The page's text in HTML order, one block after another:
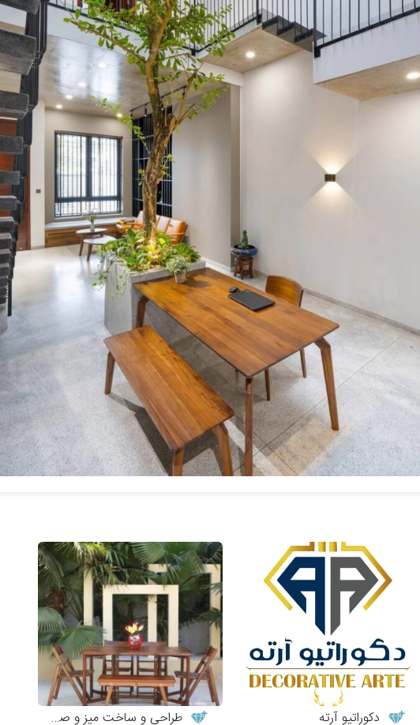
دکوراتیو آرته طراحی و ساخت میز و صندلی چوبی